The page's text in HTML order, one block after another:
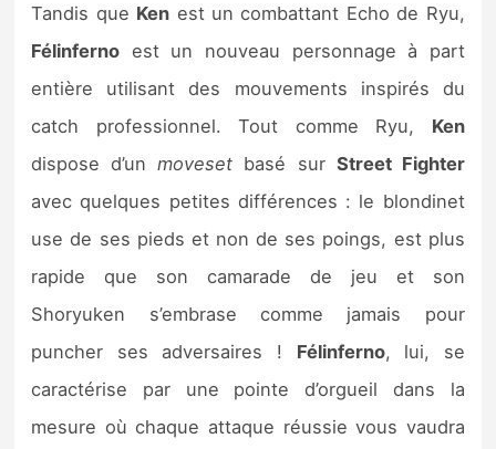
Tandis que Ken est un combattant Echo de Ryu,
Félinferno est un nouveau personnage à part
entière utilisant des mouvements inspirés du
catch professionnel. Tout comme Ryu, Ken
dispose d’unmoveset basé sur Street Fighter
avec quelques petites différences : le blondinet
use de ses pieds et non de ses poings, est plus
rapide que son camarade de jeu et son
Shoryuken s’embrase comme jamais pour
puncher ses adversaires ! Félinferno, lui, se
caractérise par une pointe d’orgueil dans la
mesure où chaque attaque réussie vous vaudra